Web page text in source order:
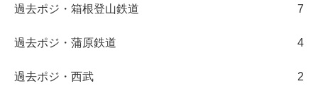
過去ポジ・箱根登山鉄道 7
過去ポジ・蒲原鉄道 4
過去ポジ・西武 2